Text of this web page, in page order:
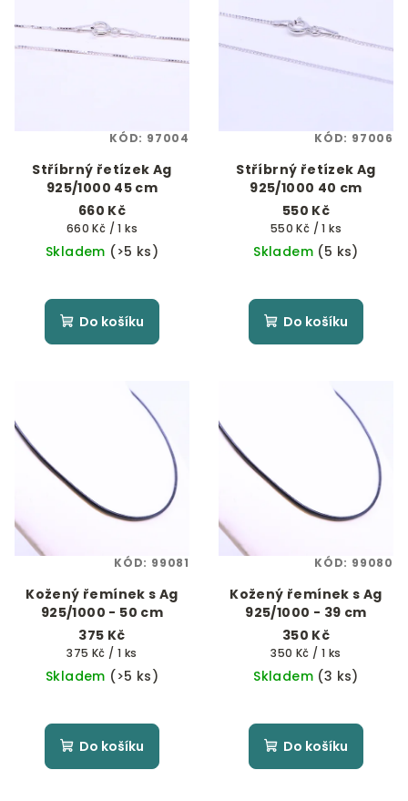
Stříbrný řetízek Ag
925/1000 45 cm
660 Kč
Měrná
cena:
660 Kč / 1 ks
Skladem (>5 ks)
Do košíku
KÓD: 97004
Stříbrný řetízek Ag
925/1000 40 cm
550 Kč
Měrná
cena:
550 Kč / 1 ks
Skladem (5 ks)
Do košíku
KÓD: 97006
Kožený řemínek s Ag
925/1000 - 50 cm
375 Kč
Měrná
cena:
375 Kč / 1 ks
Skladem (>5 ks)
Do košíku
KÓD: 99081
Kožený řemínek s Ag
925/1000 - 39 cm
350 Kč
Měrná
cena:
350 Kč / 1 ks
Skladem (3 ks)
Do košíku
KÓD: 99080